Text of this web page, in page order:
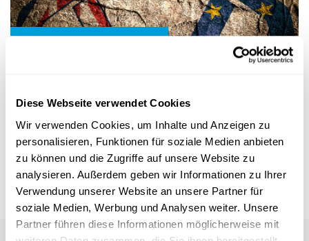
Diese Webseite verwendet Cookies
Wir verwenden Cookies, um Inhalte und Anzeigen zu
personalisieren, Funktionen für soziale Medien anbieten
zu können und die Zugriffe auf unsere Website zu
analysieren. Außerdem geben wir Informationen zu Ihrer
Verwendung unserer Website an unsere Partner für
soziale Medien, Werbung und Analysen weiter. Unsere
Partner führen diese Informationen möglicherweise mit
Europäische Forschung?
In der EU zähltGroßbritannienzu den wichtigsten
Forschungspartnern.Entsprechend besorgt ist die Wissenschaft
mit Blic...
FNR